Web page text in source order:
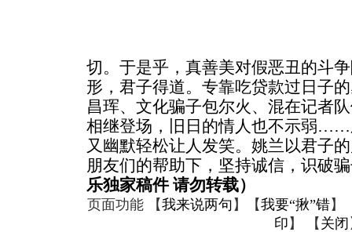
切。于是乎，真善美对假恶丑的斗
形，君子得道。专靠吃贷款过日子
昌珲、文化骗子包尔火、混在记者
相继登场，旧日的情人也不示弱……
又幽默轻松让人发笑。姚兰以君子
朋友们的帮助下，坚持诚信，识破
乐独家稿件 请勿转载）
页面功能 【我来说两句 】【我要“揪”错】
印 】 【 关闭